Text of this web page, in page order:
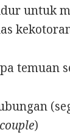
untuk
temuan
)